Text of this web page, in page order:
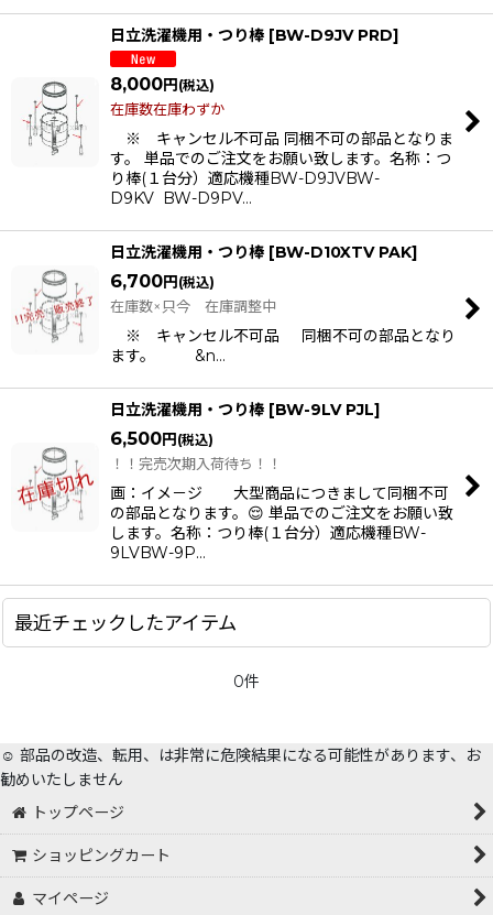
日立洗濯機用・つり棒 [BW-D9JV PRD]
8,000円 (税込)
在庫数在庫わずか
※ キャンセル不可品 同梱不可の部品となりま
す。 単品でのご注文をお願い致します。名称：つ
り棒(１台分）適応機種BW-D9JVBW-
D9KV BW-D9PV…
日立洗濯機用・つり棒 [BW-D10XTV PAK]
6,700円 (税込)
在庫数×只今 在庫調整中
※ キャンセル不可品 同梱不可の部品となり
ます。 &n…
日立洗濯機用・つり棒 [BW-9LV PJL]
6,500円 (税込)
！！完売次期入荷待ち！！
画：イメ－ジ 大型商品につきまして同梱不可
の部品となります。😌 単品でのご注文をお願い致
します。名称：つり棒(１台分）適応機種BW-
9LVBW-9P…
最近チェックしたアイテム
0件
☺️ 部品の改造、転用、は非常に危険結果になる可能性があります、お
勧めいたしません
トップページ
ショッピングカート
マイページ